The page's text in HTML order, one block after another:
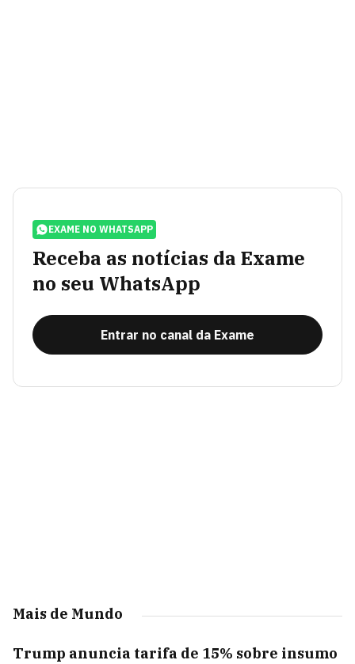
EXAME NO WHATSAPP
Receba as notícias da Exame
no seu WhatsApp
Entrar no canal da Exame
Mais de Mundo
Trump anuncia tarifa de 15% sobre insumo